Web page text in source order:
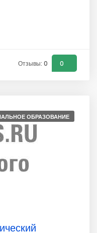
Отзывы: 0 0
ОБРАЗОВАНИЕ